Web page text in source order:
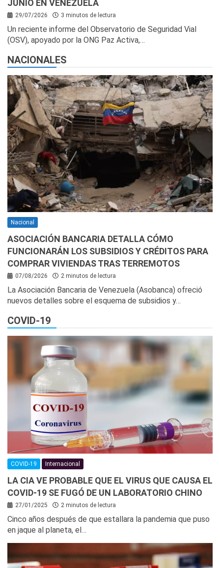
JUNIO EN VENEZUELA
29/07/2026 3 minutos de lectura
Un reciente informe del Observatorio de Seguridad Vial
(OSV), apoyado por la ONG Paz Activa,…
NACIONALES
Nacional
ASOCIACIÓN BANCARIA DETALLA CÓMO
FUNCIONARÁN LOS SUBSIDIOS Y CRÉDITOS PARA
COMPRAR VIVIENDAS TRAS TERREMOTOS
07/08/2026 2 minutos de lectura
La Asociación Bancaria de Venezuela (Asobanca) ofreció
nuevos detalles sobre el esquema de subsidios y…
COVID-19
COVID-19 Internacional
LA CIA VE PROBABLE QUE EL VIRUS QUE CAUSA EL
COVID-19 SE FUGÓ DE UN LABORATORIO CHINO
27/01/2025 2 minutos de lectura
Cinco años después de que estallara la pandemia que puso
en jaque al planeta, el…